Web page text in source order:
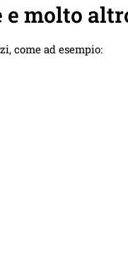
e molto
come ad esempio: